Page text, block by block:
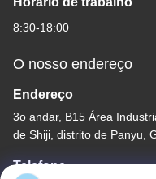
8:30-18:00
O nosso endereço
Endereço
3o andar, B15 Área
de Shiji, distrito de Panyu,
Telefone